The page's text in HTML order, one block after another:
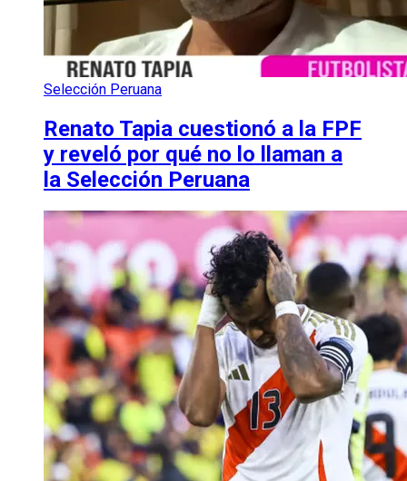
Selección Peruana
Renato Tapia cuestionó a la FPF
y reveló por qué no lo llaman a
la Selección Peruana